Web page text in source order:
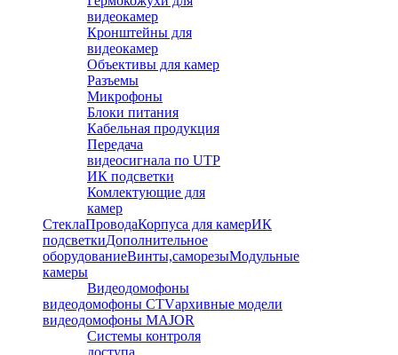
видеокамер
Кронштейны для
видеокамер
Объективы для камер
Разъемы
Микрофоны
Блоки питания
Кабельная продукция
Передача
видеосигнала по UTP
ИК подсветки
Комлектующие для
камер
СтеклаПроводаКорпуса для камерИК
подсветкиДополнительное
оборудованиеВинты,саморезыМодульные
камеры
Видеодомофоны
видеодомофоны CTVархивные модели
видеодомофоны MAJOR
Системы контроля
доступа